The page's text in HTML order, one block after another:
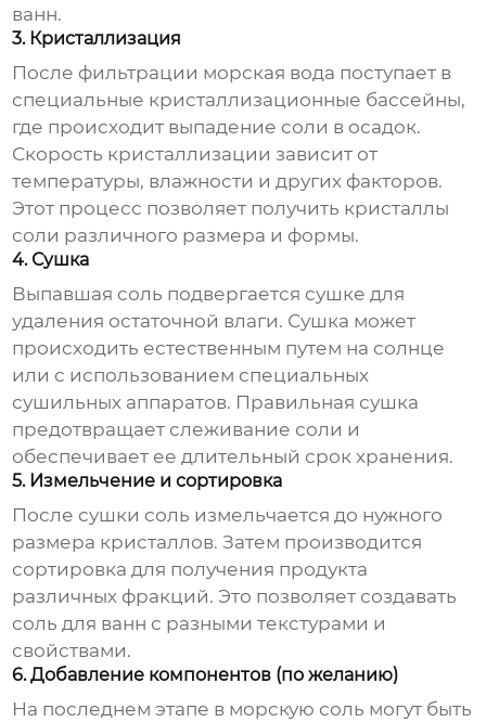
ванн.
3. Кристаллизация
После фильтрации морская вода поступает в
специальные кристаллизационные бассейны,
где происходит выпадение соли в осадок.
Скорость кристаллизации зависит от
температуры, влажности и других факторов.
Этот процесс позволяет получить кристаллы
соли различного размера и формы.
4. Сушка
Выпавшая соль подвергается сушке для
удаления остаточной влаги. Сушка может
происходить естественным путем на солнце
или с использованием специальных
сушильных аппаратов. Правильная сушка
предотвращает слеживание соли и
обеспечивает ее длительный срок хранения.
5. Измельчение и сортировка
После сушки соль измельчается до нужного
размера кристаллов. Затем производится
сортировка для получения продукта
различных фракций. Это позволяет создавать
соль для ванн с разными текстурами и
свойствами.
6. Добавление компонентов (по желанию)
На последнем этапе в морскую соль могут быть